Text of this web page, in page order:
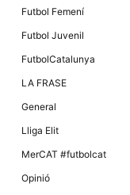
Futbol Femení
Futbol Juvenil
FutbolCatalunya
LA FRASE
General
Lliga Elit
MerCAT #futbolcat
Opinió